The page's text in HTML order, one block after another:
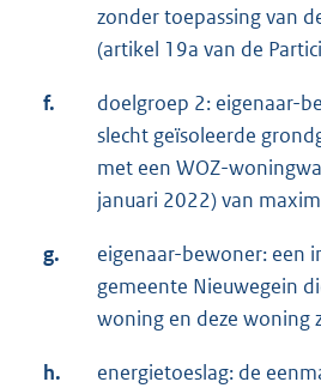
r
n
l
i
n
k
zonder toepassing van
(artikel 19a van de
f.
doelgroep 2: eigenaar-
slecht geïsoleerde
met een WOZ-
januari 2022) van
g.
eigenaar-bewoner: een
gemeente Nieuwegein
woning en deze woning
h.
energietoeslag: de